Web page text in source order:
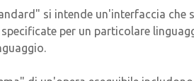
si intende un'interfaccia
per un particolare